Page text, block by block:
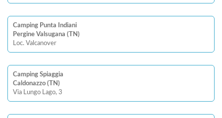
Camping Punta Indiani
Pergine Valsugana (TN)
Loc. Valcanover
Camping Spiaggia
Caldonazzo (TN)
Via Lungo Lago, 3